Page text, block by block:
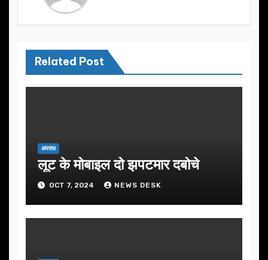
Related Post
अपराध
लूट के मोबाइल दो झपटमार दबोचे
OCT 7, 2024 NEWS DESK